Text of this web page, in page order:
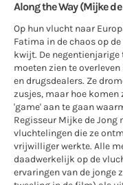
Along the Way (Mijke
Op hun vlucht naar
Fatima in de chaos op
kwijt. De
moeten zien te
en drugsdealers. Ze
zusjes, maar hoe komen
'game' aan te gaan
Regisseur Mijke de Jong
vluchtelingen die ze
vrijwilliger werkte. Alle
daadwerkelijk op de
ervaringen van de jonge